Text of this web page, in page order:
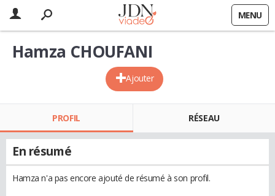
MENU
Ajouter
Hamza CHOUFANI
PROFIL RÉSEAU
En résumé
Hamza n'a pas encore ajouté de résumé à son profil.